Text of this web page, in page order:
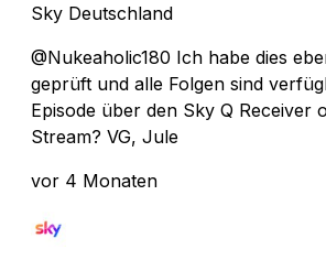
Sky Deutschland
@Nukeaholic180 Ich habe dies
geprüft und alle Folgen sind
Episode über den Sky Q Receiver
Stream? VG, Jule
vor 4 Monaten